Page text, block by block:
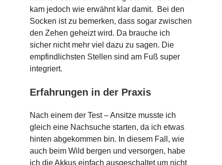
kam jedoch wie erwähnt klar damit. Bei den
Socken ist zu bemerken, dass sogar zwischen
den Zehen geheizt wird. Da brauche ich
sicher nicht mehr viel dazu zu sagen. Die
empfindlichsten Stellen sind am Fuß super
integriert.
Erfahrungen in der Praxis
Nach einem der Test – Ansitze musste ich
gleich eine Nachsuche starten, da ich etwas
hinten abgekommen bin. In diesem Fall, wie
auch beim Wild bergen und versorgen, habe
ich die Akkus einfach ausgeschaltet um nicht